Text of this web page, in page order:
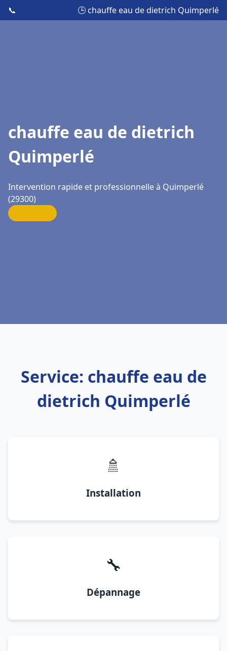
📞 🕒 chauffe eau de dietrich Quimperlé
chauffe eau de dietrich
Quimperlé
Intervention rapide et professionnelle à Quimperlé
(29300)
Service: chauffe eau de
dietrich Quimperlé
🚿
Installation
🔧
Dépannage